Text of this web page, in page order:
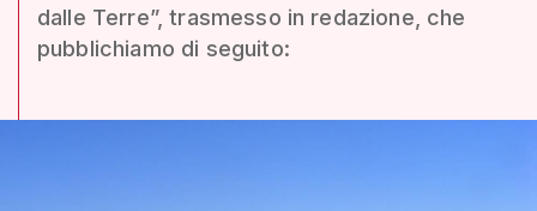
dalle Terre”, trasmesso in redazione, che
pubblichiamo di seguito: